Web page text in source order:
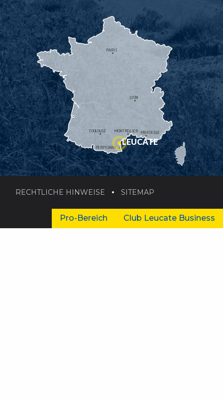
MONTPELLIER
PERPIGNAN
MARSEILLE
TOULOUSE
LYON
PARIS
LEUCATE
RECHTLICHE HINWEISE SITEMAP
Pro-Bereich Club Leucate Business